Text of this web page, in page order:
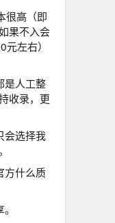
很高（即
果不入会
左右）
是人工整
收录，更
会选择我
方什么质